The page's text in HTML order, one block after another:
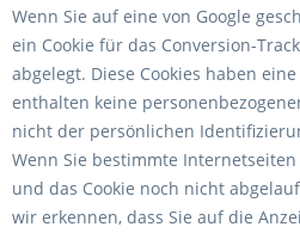
Wenn Sie auf eine von Google
ein Cookie für das Conversion-
abgelegt. Diese Cookies haben
enthalten keine
nicht der persönlichen
Wenn Sie bestimmte
und das Cookie noch nicht
wir erkennen, dass Sie auf die